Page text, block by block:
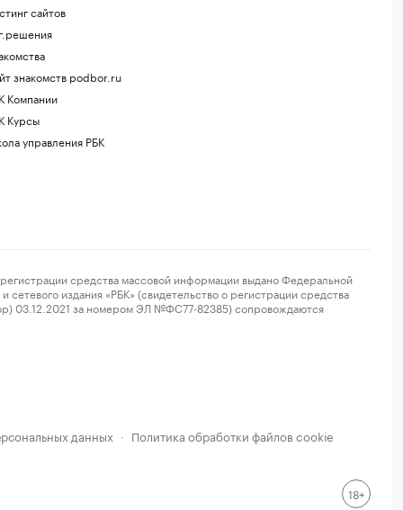
сайтов
знакомств podbor.ru
Компании
Курсы
управления РБК
средства массовой информации выдано Федеральной
издания «РБК» (свидетельство о регистрации средства
03.12.2021 за номером ЭЛ №ФС77-82385) сопровождаются
данных · Политика обработки файлов cookie
18+